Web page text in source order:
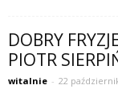
DOBRY
PIOTR
witalnie - 22